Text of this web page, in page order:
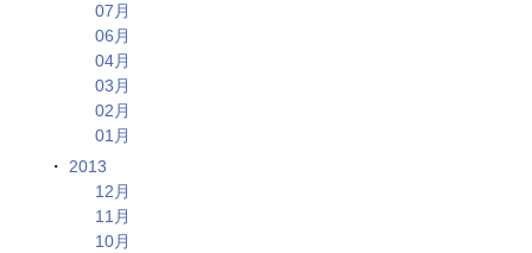
07月
06月
04月
03月
02月
01月
2013
12月
11月
10月